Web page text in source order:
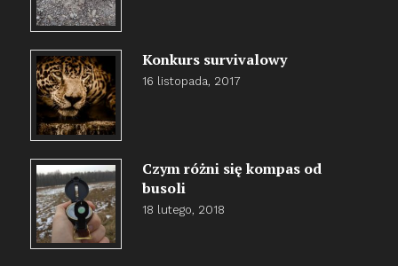
Konkurs survivalowy
16 listopada, 2017
Czym różni się kompas od
busoli
18 lutego, 2018